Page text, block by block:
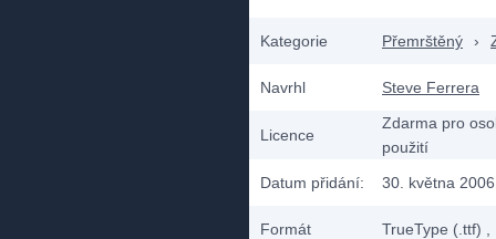
Kategorie Přemrštěný ›
Navrhl Steve Ferrera
Licence
Zdarma pro
použití
Datum přidání:
30. května 2006
Formát TrueType (.ttf)